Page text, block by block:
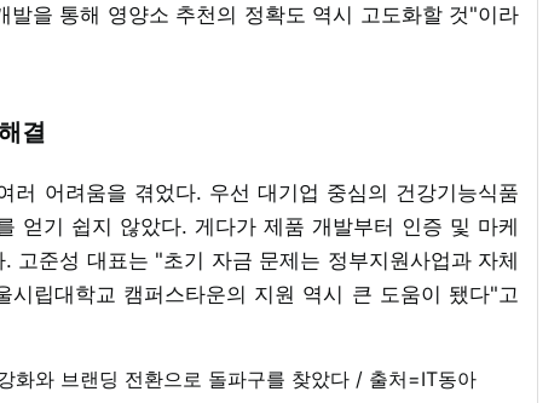
을 통해 영양소 추천의 정확도 역시 고도화할 것"이라
결
러 어려움을 겪었다. 우선 대기업 중심의 건강기능식품
얻기 쉽지 않았다. 게다가 제품 개발부터 인증 및 마케
고준성 대표는 "초기 자금 문제는 정부지원사업과 자체
립대학교 캠퍼스타운의 지원 역시 큰 도움이 됐다"고